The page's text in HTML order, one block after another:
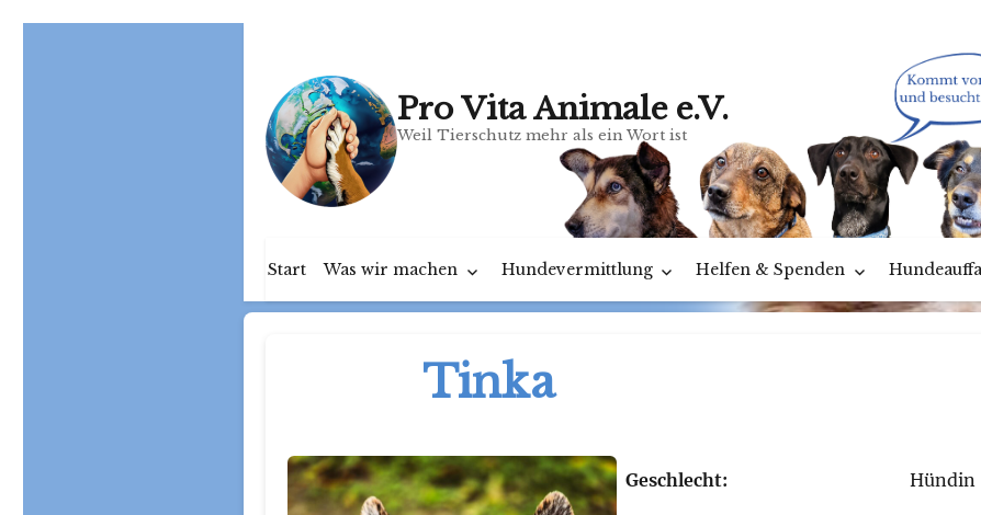
Pro Vita Animale e.V.
Weil Tierschutz mehr als ein Wort ist
Start Was wir machen Hundevermittlung Helfen & Spenden
Tinka
Geschlecht: Hündin